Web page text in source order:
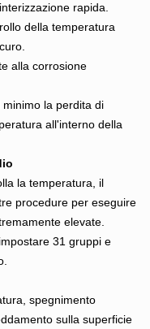
rapida.
della temperatura
alla corrosione
la perdita di
all'interno della
la temperatura, il
procedure per eseguire
elevate.
31 gruppi e
spegnimento
sulla superficie